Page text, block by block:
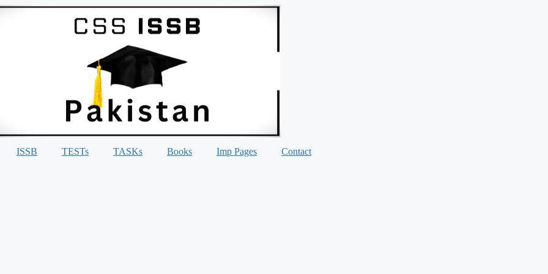
ISSB TESTs TASKs Books Imp Pages Contact